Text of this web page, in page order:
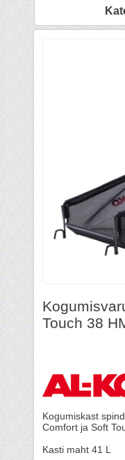
Touch 38
Kogumiskast
Comfort ja Soft
Kasti maht 41 L